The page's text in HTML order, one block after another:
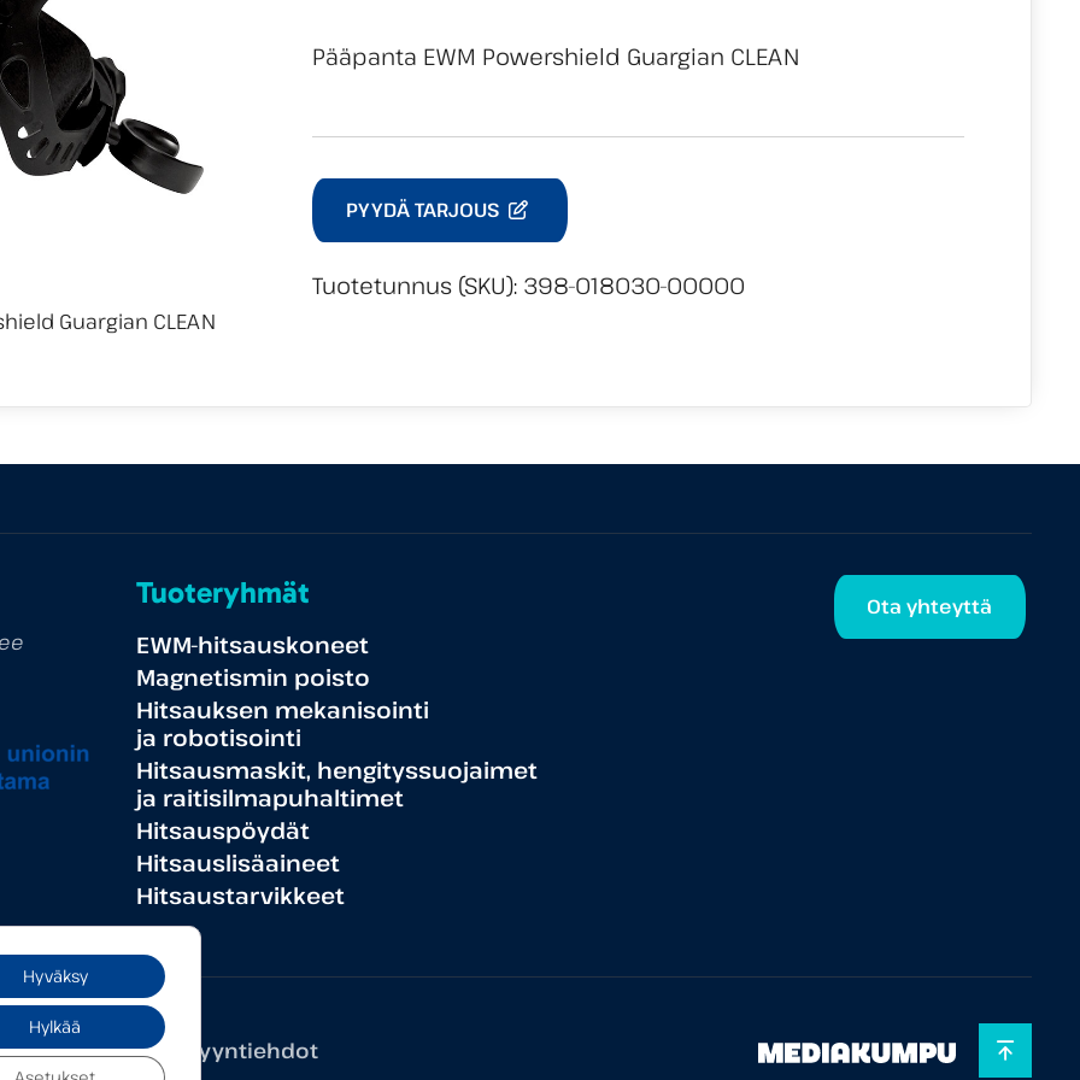
Pääpanta EWM Powershield Guargian CLEAN
PYYDÄ TARJOUS
Tuotetunnus (SKU): 398-018030-00000
Tuoteryhmät
EWM-hitsauskoneet
Magnetismin poisto
Hitsauksen mekanisointi
ja robotisointi
Hitsausmaskit, hengityssuojaimet
ja raitisilmapuhaltimet
Hitsauspöydät
Hitsauslisäaineet
Hitsaustarvikkeet
Ota yhteyttä
Yleiset myyntiehdot
Hyväksy
Hylkää